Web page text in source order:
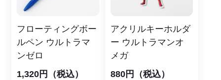
フローティングボー
ルペン ウルトラマ
ンゼロ
1,320円（税込）
アクリルキーホルダ
ー ウルトラマンオ
メガ
880円（税込）